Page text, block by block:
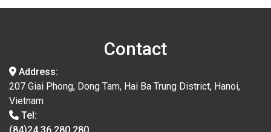
Contact
Address:
207 Giai Phong, Dong Tam, Hai Ba Trung District, Hanoi,
Vietnam
Tel: